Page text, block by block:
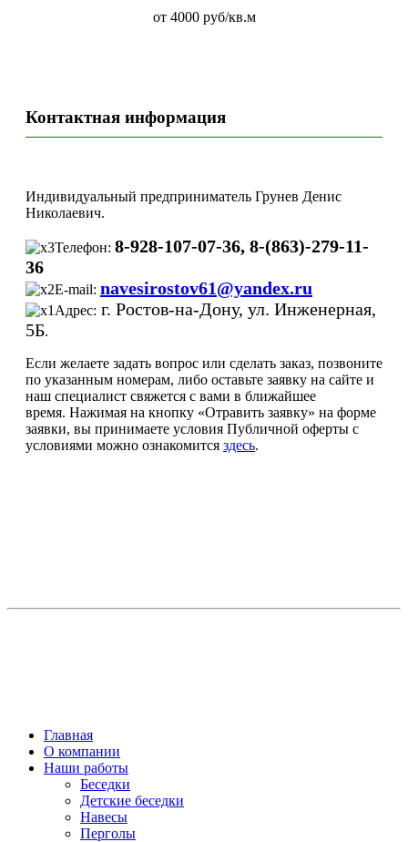
от 4000 руб/кв.м
Контактная информация
Индивидуальный предприниматель Грунев Денис
Николаевич.
Телефон: 8-928-107-07-36, 8-(863)-279-11-
36
E-mail: navesirostov61@yandex.ru
Адрес: г. Ростов-на-Дону, ул. Инженерная,
5Б.
Если желаете задать вопрос или сделать заказ, позвоните
по указанным номерам, либо оставьте заявку на сайте и
наш специалист свяжется с вами в ближайшее
время. Нажимая на кнопку «Отравить заявку» на форме
заявки, вы принимаете условия Публичной оферты с
условиями можно ознакомится здесь.
Главная
О компании
Наши работы
Беседки
Детские беседки
Навесы
Перголы